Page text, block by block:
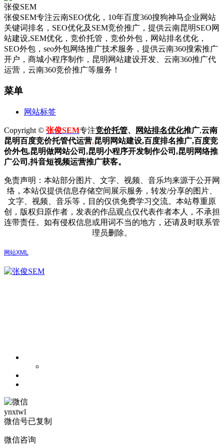
张俊SEM
张俊SEM专注云南SEO优化，10年百度360搜狗神马企业网站
关键词排名，SEO优化及SEM竞价推广，提供云南昆明SEO网
站建设,SEM优化，竞价托管，竞价外包，网站排名优化，
SEO外包，seo外包网络推广技术服务，提供云南360搜索推广
开户，商城小程序制作，昆明网站建设开发、云南360推广代
运营，云南360竞价推广等服务！
菜单
网站标签
Copyright © 张俊SEM专注竞价托管、 网站排名优化推广,云南
昆明百度竞价托管代运营,昆明网站建设,百度排名推广,百度竞
价外包,昆明做网站公司,昆明小程序开发制作公司,昆明网络推
广公司,抖音短视频运营推广获客。
免责声明：本站部分图片、文字、视频、音乐均来源于公开网
络，本站仅提供信息存储空间展示服务，转发/分享的图片、
文字、视频、音乐等，目的仅供免费学习交流。本站尊重原
创，版权归原作者，发表的作品观点仅代表作者本人，不承担
连带责任。如有侵权信息或用词不当的地方，还请及时联系管
理员删除。
网站XML
ynxtwl
微信号已复制
微信咨询